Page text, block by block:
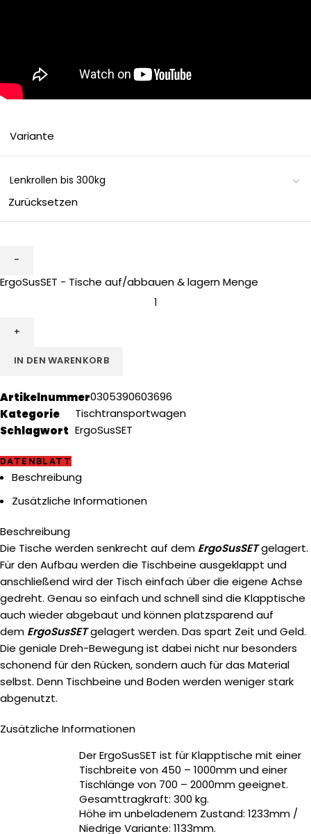
Variante
Zurücksetzen
ErgoSusSET - Tische auf/abbauen & lagern Menge
IN DEN WARENKORB
Artikelnummer0305390603696
Kategorie Tischtransportwagen
Schlagwort ErgoSusSET
DATENBLATT
Beschreibung
Zusätzliche Informationen
Beschreibung
Die Tische werden senkrecht auf dem ErgoSusSETgelagert.
Für den Aufbau werden die Tischbeine ausgeklappt und
anschließend wird der Tisch einfach über die eigene Achse
gedreht. Genau so einfach und schnell sind die Klapptische
auch wieder abgebaut und können platzsparend auf
dem ErgoSusSETgelagert werden. Das spart Zeit und Geld.
Die geniale Dreh-Bewegung ist dabei nicht nur besonders
schonend für den Rücken, sondern auch für das Material
selbst. Denn Tischbeine und Boden werden weniger stark
abgenutzt.
Zusätzliche Informationen
Der ErgoSusSET ist für Klapptische mit einer
Tischbreite von 450 – 1000mm und einer
Tischlänge von 700 – 2000mm geeignet.
Gesamttragkraft: 300 kg.
Höhe im unbeladenem Zustand: 1233mm /
Niedrige Variante: 1133mm.